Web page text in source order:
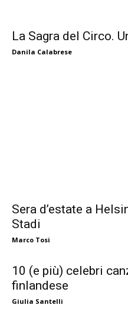
La Sagra del Circo.
Danila Calabrese
Sera d’estate a
Stadi
Marco Tosi
10 (e più) celebri
finlandese
Giulia Santelli